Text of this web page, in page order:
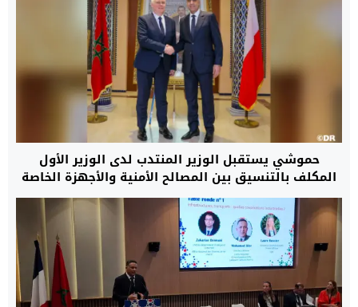
حموشي يستقبل الوزير المنتدب لدى الوزير الأول
المكلف بالتنسيق بين المصالح الأمنية والأجهزة الخاصة
بدولة بولونيا